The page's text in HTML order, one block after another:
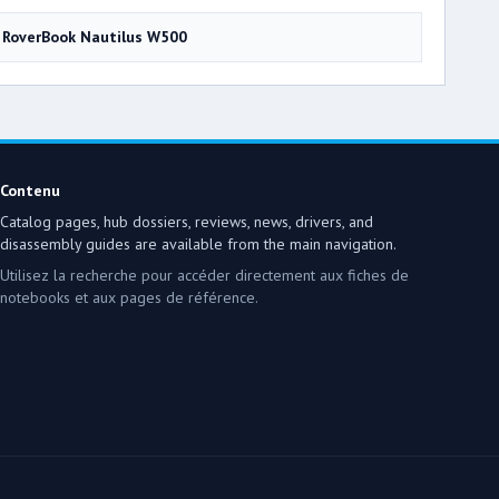
RoverBook Nautilus W500
Contenu
Catalog pages, hub dossiers, reviews, news, drivers, and
disassembly guides are available from the main navigation.
Utilisez la recherche pour accéder directement aux fiches de
notebooks et aux pages de référence.